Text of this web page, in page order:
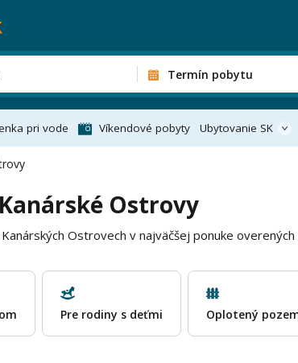
Termín pobytu
pri vode Víkendové pobyty Ubytovanie SK
Ostrovy
Ostrovech v najväčšej ponuke
Pre rodiny s deťmi Oplotený